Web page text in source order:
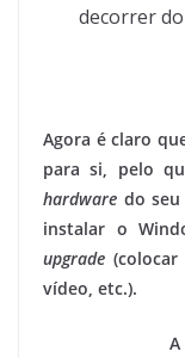
decorrer
Agora é claro
para si, pelo
hardware do
instalar o
upgrade
vídeo, etc.).